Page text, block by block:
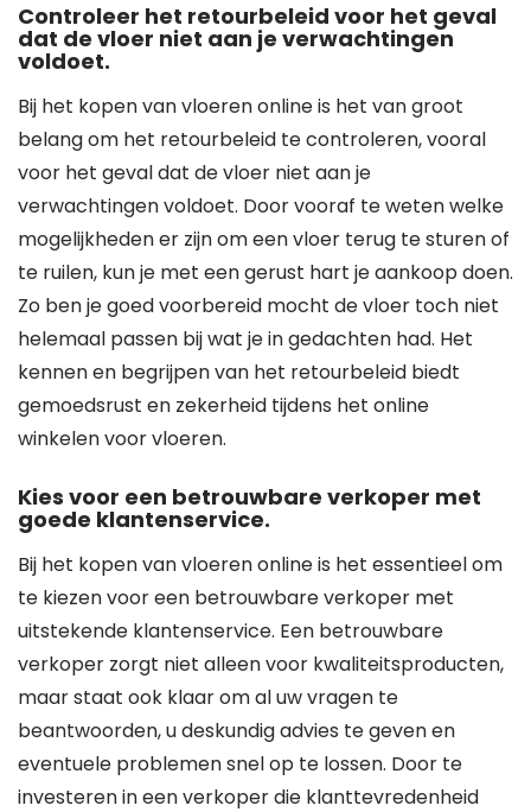
Controleer het retourbeleid voor het geval
dat de vloer niet aan je verwachtingen
voldoet.
Bij het kopen van vloeren online is het van groot
belang om het retourbeleid te controleren, vooral
voor het geval dat de vloer niet aan je
verwachtingen voldoet. Door vooraf te weten welke
mogelijkheden er zijn om een vloer terug te sturen of
te ruilen, kun je met een gerust hart je aankoop doen.
Zo ben je goed voorbereid mocht de vloer toch niet
helemaal passen bij wat je in gedachten had. Het
kennen en begrijpen van het retourbeleid biedt
gemoedsrust en zekerheid tijdens het online
winkelen voor vloeren.
Kies voor een betrouwbare verkoper met
goede klantenservice.
Bij het kopen van vloeren online is het essentieel om
te kiezen voor een betrouwbare verkoper met
uitstekende klantenservice. Een betrouwbare
verkoper zorgt niet alleen voor kwaliteitsproducten,
maar staat ook klaar om al uw vragen te
beantwoorden, u deskundig advies te geven en
eventuele problemen snel op te lossen. Door te
investeren in een verkoper die klanttevredenheid